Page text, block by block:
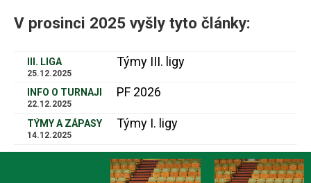
V prosinci 2025 vyšly tyto články:
III. LIGA
25.12.2025
Týmy III. ligy
INFO O TURNAJI
22.12.2025
PF 2026
TÝMY A ZÁPASY
14.12.2025
Týmy I. ligy